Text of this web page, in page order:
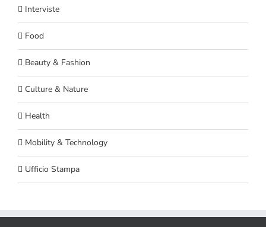
Interviste
Food
Beauty & Fashion
Culture & Nature
Health
Mobility & Technology
Ufficio Stampa